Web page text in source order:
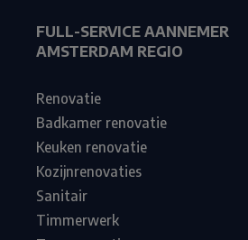
FULL-SERVICE AANNEMER
AMSTERDAM REGIO
Renovatie
Badkamer renovatie
Keuken renovatie
Kozijnrenovaties
Sanitair
Timmerwerk